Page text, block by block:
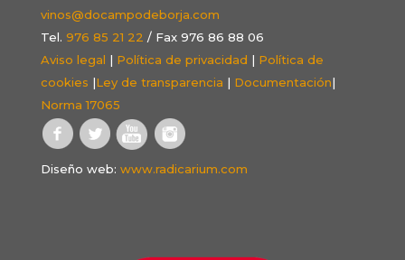
vinos@docampodeborja.com
Tel. 976 85 21 22 / Fax 976 86 88 06
Aviso legal | Política de privacidad | Política de
cookies |Ley de transparencia | Documentación|
Norma 17065
Diseño web: www.radicarium.com